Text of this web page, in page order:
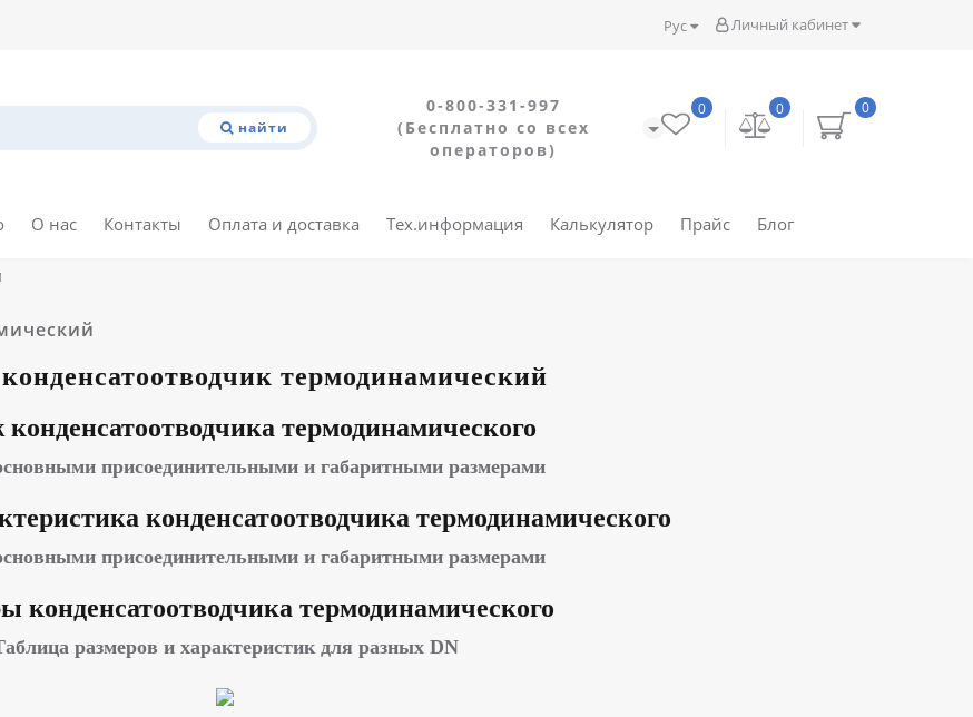
Личный кабинет
Рус
найти
0-800-331-997
(Бесплатно со всех
операторов)
0
0
0
О нас Контакты Оплата и доставка Тех.информация Калькулятор Прайс Блог
термодинамический
термодинамического
присоединительными и габаритными размерами
конденсатоотводчика термодинамического
присоединительными и габаритными размерами
конденсатоотводчика термодинамического
размеров и характеристик для разных DN